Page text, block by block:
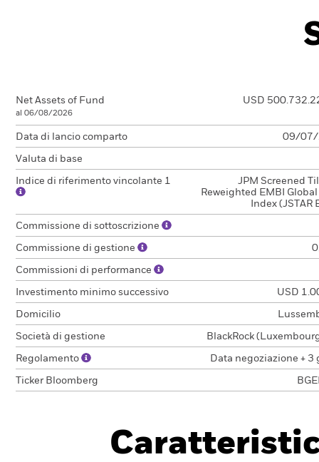
Net Assets of Fund
al 06/08/2026
USD
Data di lancio comparto 09/07/
Valuta di base
Indice di riferimento vincolante 1
JPM Screened
Reweighted EMBI
Index (JSTAR
Commissione di sottoscrizione
Commissione di gestione
Commissioni di performance
Investimento minimo successivo USD
Domicilio
Società di gestione BlackRock
Regolamento Data negoziazione + 3
Ticker Bloomberg